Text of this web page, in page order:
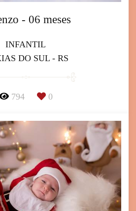
- 06 meses
INFANTIL
DO SUL - RS
794 0